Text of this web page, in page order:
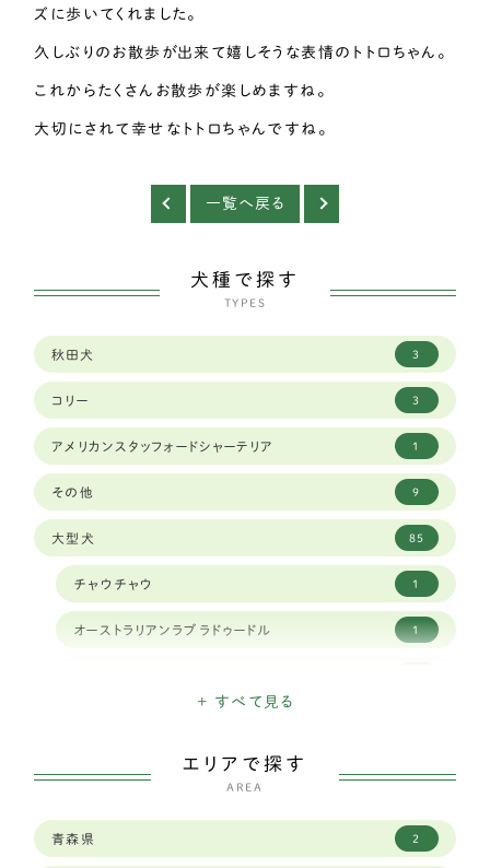
ズに歩いてくれました。
久しぶりのお散歩が出来て嬉しそうな表情のトトロちゃん。
これからたくさんお散歩が楽しめますね。
大切にされて幸せなトトロちゃんですね。
一覧へ戻る
犬種で探す
TYPES
秋田犬 3
コリー 3
アメリカンスタッフォードシャーテリア 1
その他 9
大型犬 85
チャウチャウ 1
オーストラリアンラブラドゥードル 1
スタンダードプードル
ボーダーコリー 23
+ すべて見る
エリアで探す
AREA
青森県 2